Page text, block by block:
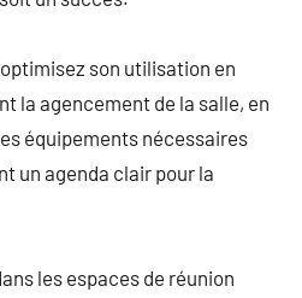
son utilisation en
la agencement de la salle, en
équipements nécessaires
un agenda clair pour la
les espaces de réunion